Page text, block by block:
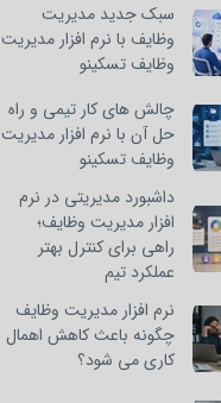
سبک جدید مدیریت
وظایف با نرم افزار مدیریت
وظایف تسکینو
چالش‌ های کار تیمی و راه‌
حل آن با نرم افزار مدیریت
وظایف تسکینو
داشبورد مدیریتی در نرم
افزار مدیریت وظایف؛
راهی برای کنترل بهتر
عملکرد تیم
نرم افزار مدیریت وظایف
چگونه باعث کاهش اهمال
کاری می شود؟